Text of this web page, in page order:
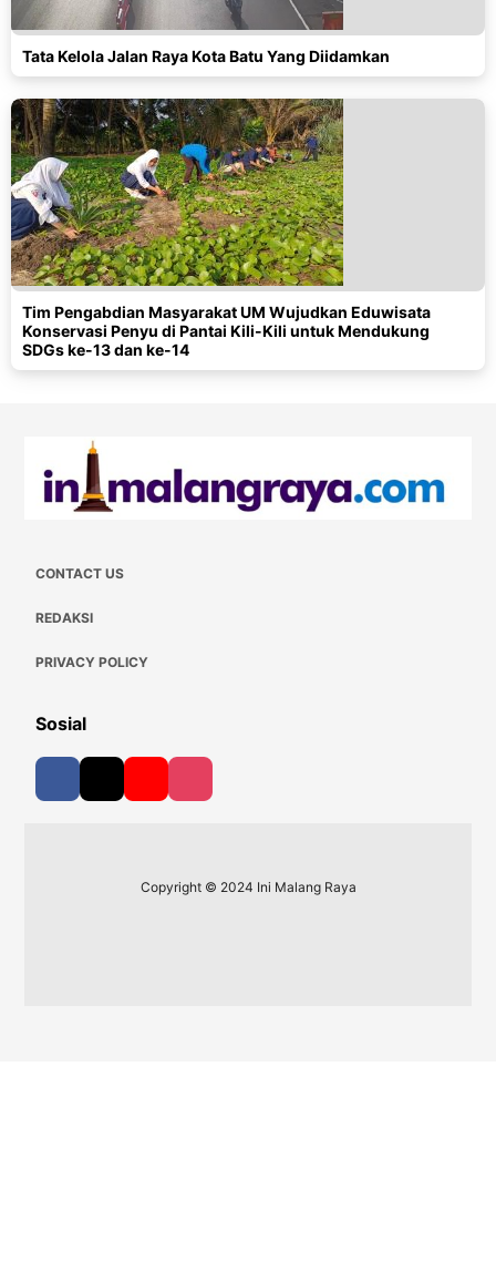
Tata Kelola Jalan Raya Kota Batu Yang Diidamkan
Tim Pengabdian Masyarakat UM Wujudkan Eduwisata
Konservasi Penyu di Pantai Kili-Kili untuk Mendukung
SDGs ke-13 dan ke-14
CONTACT US
REDAKSI
PRIVACY POLICY
Sosial
Copyright © 2024 Ini Malang Raya